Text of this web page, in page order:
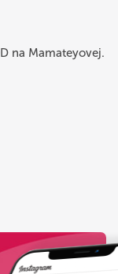
na Mamateyovej.